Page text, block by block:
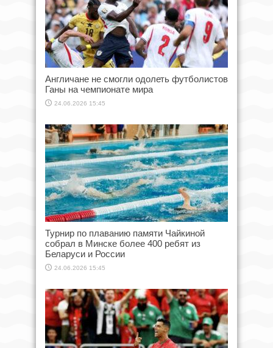
Англичане не смогли одолеть футболистов
Ганы на чемпионате мира
24.06.2026 15:45
Турнир по плаванию памяти Чайкиной
собрал в Минске более 400 ребят из
Беларуси и России
24.06.2026 15:45